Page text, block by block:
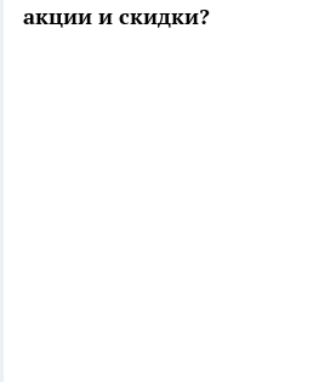
акции и скидки?